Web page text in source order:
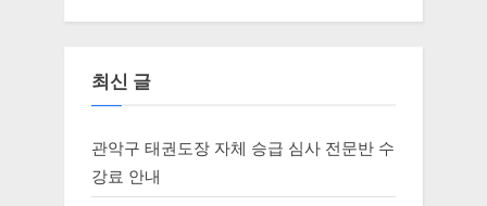
최신 글
관악구 태권도장 자체 승급 심사 전문반 수
강료 안내